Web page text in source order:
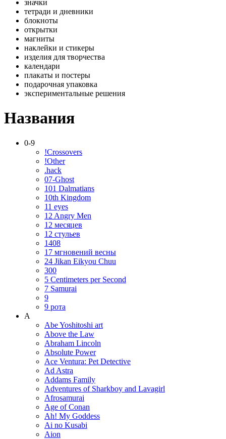
значки
тетради и дневники
блокноты
открытки
магниты
наклейки и стикеры
изделия для творчества
календари
плакаты и постеры
подарочная упаковка
экспериментальные решения
Названия
0-9
!Crossovers
!Other
.hack
07-Ghost
101 Dalmatians
10th Kingdom
11 eyes
12 Angry Men
12 месяцев
12 стульев
1408
17 мгновений весны
24 Jikan Eikyou Chuu
300
5 Centimeters per Second
7 Samurai
9
9 рота
A
Abe Yoshitoshi art
Above the Law
Abraham Lincoln
Absolute Power
Ace Ventura: Pet Detective
Ad Astra
Addams Family
Adventures of Sharkboy and Lavagirl
Afrosamurai
Age of Conan
Ah! My Goddess
Ai no Kusabi
Aion